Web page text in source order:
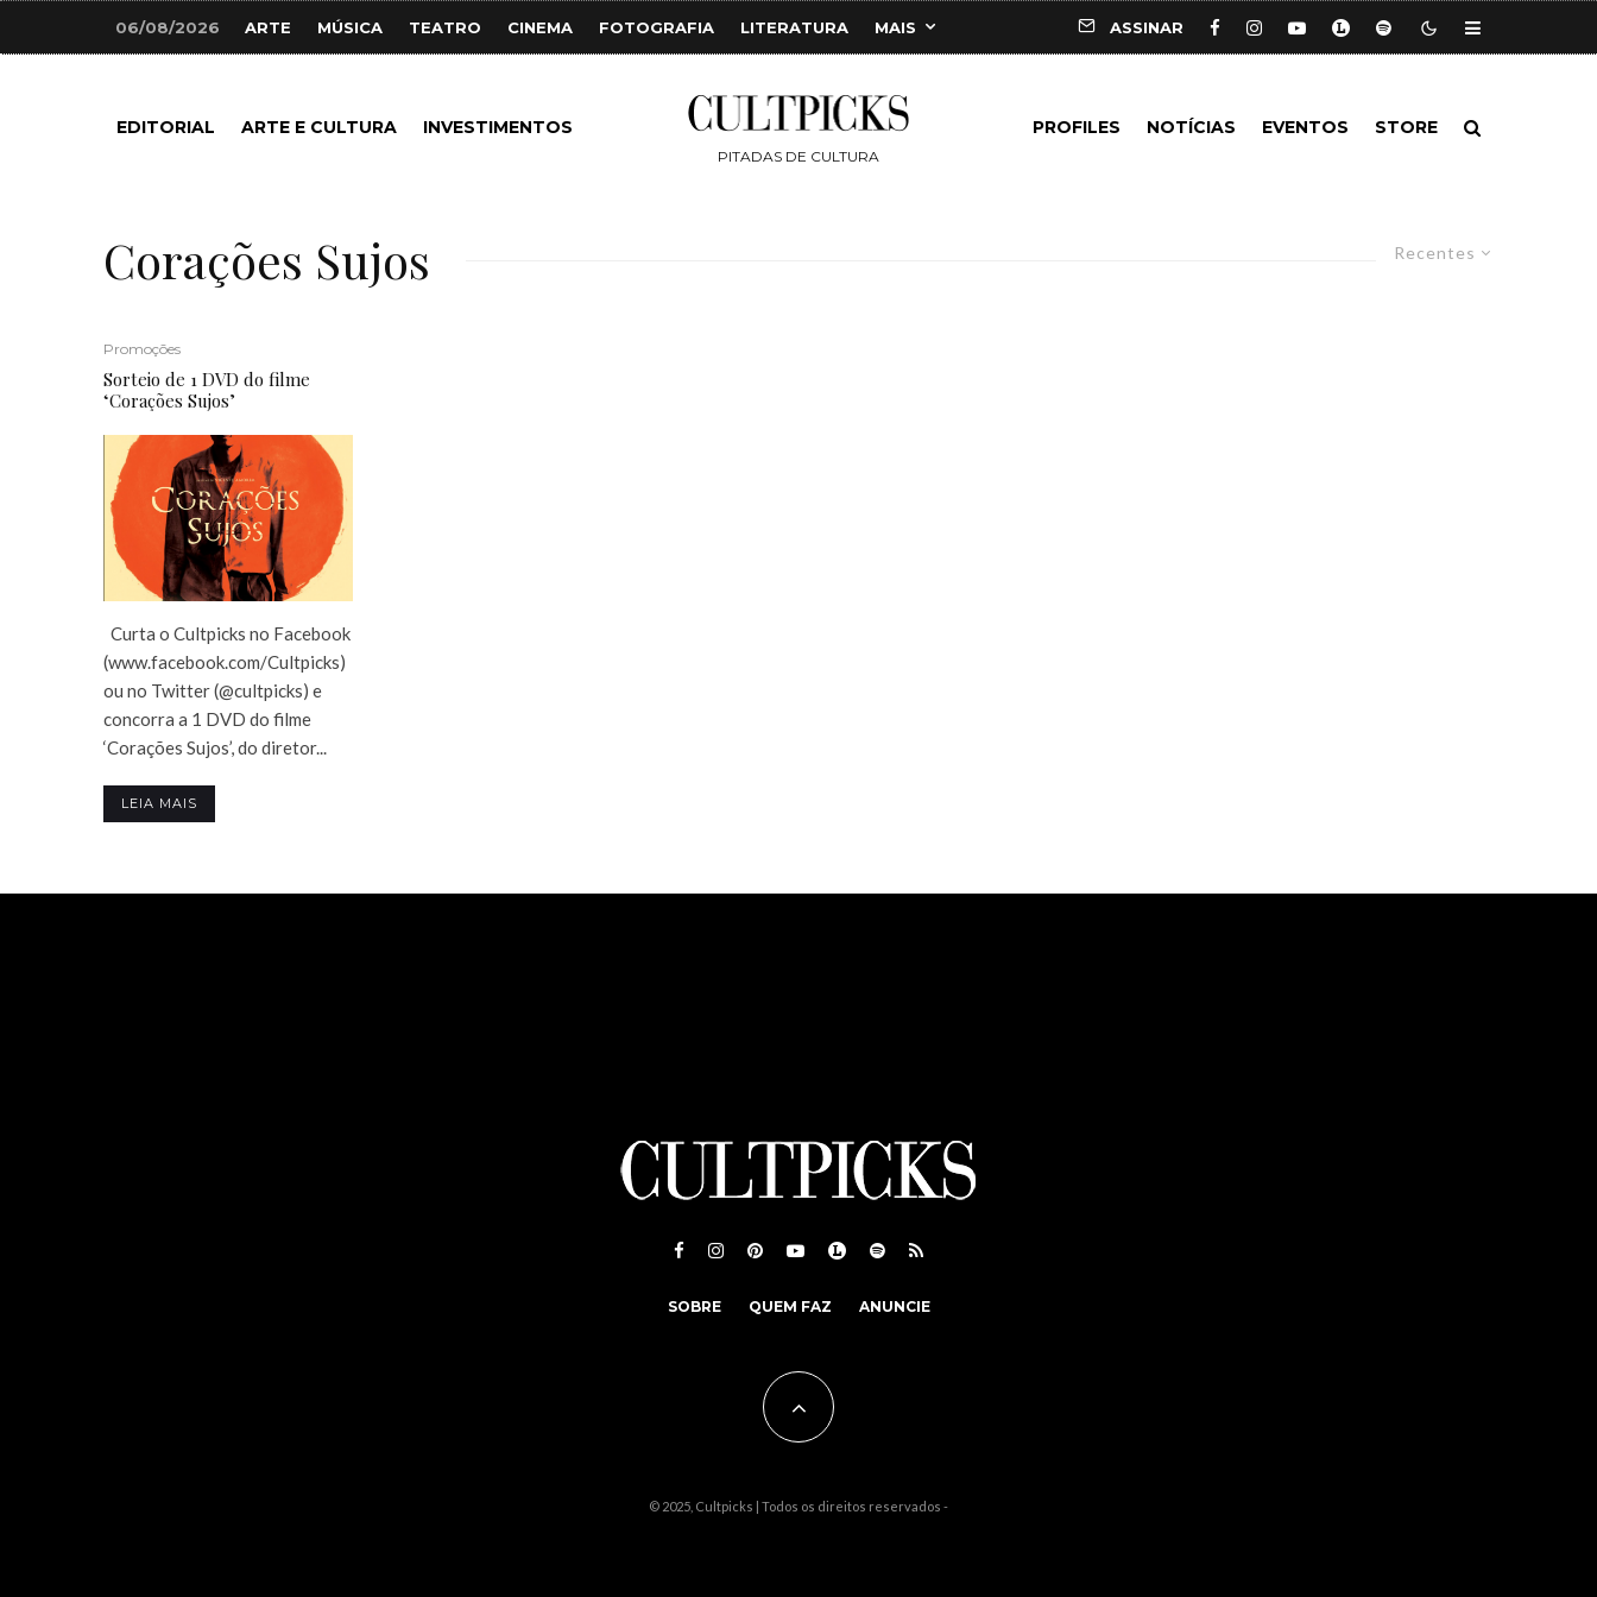
06/08/2026 ARTE MÚSICA TEATRO CINEMA FOTOGRAFIA LITERATURA MAIS ASSINAR
EDITORIAL ARTE E CULTURA INVESTIMENTOS
PITADAS DE CULTURA
PROFILES NOTÍCIAS EVENTOS STORE
Recentes
Corações Sujos
Promoções
Sorteio de 1 DVD do filme
‘Corações Sujos’
Curta o Cultpicks no Facebook
(www.facebook.com/Cultpicks)
ou no Twitter (@cultpicks) e
concorra a 1 DVD do filme
‘Corações Sujos’, do diretor...
LEIA MAIS
SOBRE QUEM FAZ ANUNCIE
© 2025, Cultpicks | Todos os direitos reservados -